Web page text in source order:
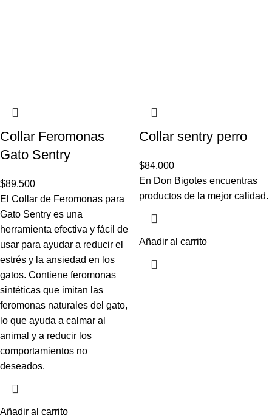
Collar Feromonas
Gato Sentry
$89.500
El Collar de Feromonas para
Gato Sentry es una
herramienta efectiva y fácil de
usar para ayudar a reducir el
estrés y la ansiedad en los
gatos. Contiene feromonas
sintéticas que imitan las
feromonas naturales del gato,
lo que ayuda a calmar al
animal y a reducir los
comportamientos no
deseados.
Añadir al carrito
Collar sentry perro
$84.000
En Don Bigotes encuentras
productos de la mejor calidad.
Añadir al carrito